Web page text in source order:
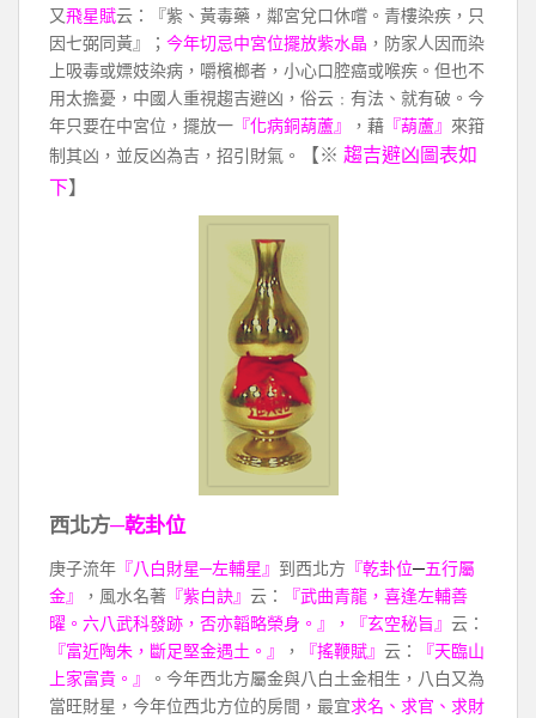
又飛星賦云：『紫、黃毒藥，鄰宮兌口休嚐。青樓染疾，只
因七弼同黃』； 今年切忌中宮位擺放紫水晶 ，防家人因而染
上吸毒或嫖妓染病，嚼檳榔者，小心口腔癌或喉疾。但也不
用太擔憂，中國人重視趨吉避凶，俗云﹕有法、就有破。今
年只要在中宮位，擺放一 『化病銅葫蘆』 ，藉 『葫蘆』 來箝
制其凶，並反凶為吉，招引財氣。
【※ 趨吉避凶圖表如
下】
西北方─乾卦位
庚子流年 『八白財星─左輔星』 到西北方 『乾卦位─五行屬
金』
，風水名著 『紫白訣』 云：
『武曲青龍，喜逢左輔善
曜。六八武科發跡，否亦韜略榮身。』，『玄空秘旨』 云：
『富近陶朱，斷足堅金遇土。』
， 『搖鞭賦』 云：
『天臨山
上家富貴。』
。今年西北方屬金與八白土金相生，八白又為
當旺財星，今年位西北方位的房間，最宜求名、求官、求財